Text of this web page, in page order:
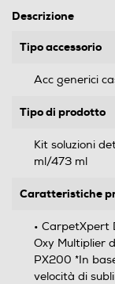
Descrizione
Tipo accessorio
Acc generici
Tipo di prodotto
Kit soluzioni
ml/473 ml
Caratteristiche
• CarpetXpert
Oxy Multiplier
PX200 *In
velocità di